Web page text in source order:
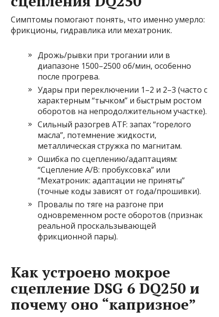
Симптомы помогают понять, что именно умерло:
фрикционы, гидравлика или мехатроник.
Дрожь/рывки при трогании или в
диапазоне 1500–2500 об/мин, особенно
после прогрева.
Удары при переключении 1–2 и 2–3 (часто с
характерным “тычком” и быстрым ростом
оборотов на непродолжительном участке).
Сильный разогрев ATF: запах “горелого
масла”, потемнение жидкости,
металлическая стружка по магнитам.
Ошибка по сцеплению/адаптациям:
“Сцепление A/B: пробуксовка” или
“Мехатроник: адаптации не приняты”
(точные коды зависят от года/прошивки).
Провалы по тяге на разгоне при
одновременном росте оборотов (признак
реальной проскальзывающей
фрикционной пары).
Как устроено мокрое
сцепление DSG 6 DQ250 и
почему оно “капризное”